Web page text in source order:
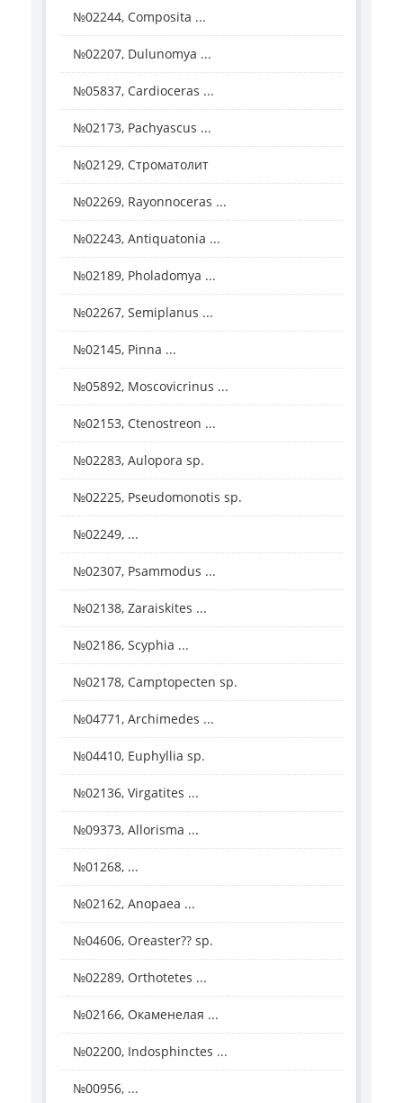
№02244, Composita ...
№02207, Dulunomya ...
№05837, Cardioceras ...
№02173, Pachyascus ...
№02129, Строматолит
№02269, Rayonnoceras ...
№02243, Antiquatonia ...
№02189, Pholadomya ...
№02267, Semiplanus ...
№02145, Pinna ...
№05892, Moscovicrinus ...
№02153, Ctenostreon ...
№02283, Aulopora sp.
№02225, Pseudomonotis sp.
№02249, ...
№02307, Psammodus ...
№02138, Zaraiskites ...
№02186, Scyphia ...
№02178, Camptopecten sp.
№04771, Archimedes ...
№04410, Euphyllia sp.
№02136, Virgatites ...
№09373, Allorisma ...
№01268, ...
№02162, Anopaea ...
№04606, Oreaster?? sp.
№02289, Orthotetes ...
№02166, Окаменелая ...
№02200, Indosphinctes ...
№00956, ...